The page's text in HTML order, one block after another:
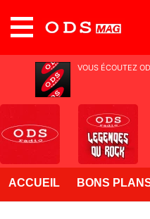
ACCUEIL BONS
VOUS ÉCOUTEZ